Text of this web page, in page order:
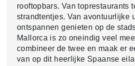
rooftopbars. Van toprestaurants
strandtentjes. Van avontuurlijke
ontspannen genieten op de
Mallorca is zo oneindig veel
combineer de twee en maak er
van op dit heerlijke Spaanse